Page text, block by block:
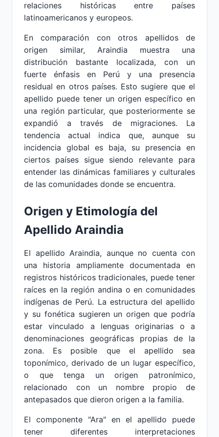
relaciones históricas entre países
latinoamericanos y europeos.
En comparación con otros apellidos de
origen similar, Araindia muestra una
distribución bastante localizada, con un
fuerte énfasis en Perú y una presencia
residual en otros países. Esto sugiere que el
apellido puede tener un origen específico en
una región particular, que posteriormente se
expandió a través de migraciones. La
tendencia actual indica que, aunque su
incidencia global es baja, su presencia en
ciertos países sigue siendo relevante para
entender las dinámicas familiares y culturales
de las comunidades donde se encuentra.
Origen y Etimología del
Apellido Araindia
El apellido Araindia, aunque no cuenta con
una historia ampliamente documentada en
registros históricos tradicionales, puede tener
raíces en la región andina o en comunidades
indígenas de Perú. La estructura del apellido
y su fonética sugieren un origen que podría
estar vinculado a lenguas originarias o a
denominaciones geográficas propias de la
zona. Es posible que el apellido sea
toponímico, derivado de un lugar específico,
o que tenga un origen patronímico,
relacionado con un nombre propio de
antepasados que dieron origen a la familia.
El componente "Ara" en el apellido puede
tener diferentes interpretaciones